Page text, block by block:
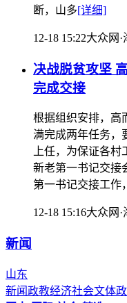
断，山多[详细]
12-18 15:22大众网·
决战脱贫攻坚
完成交接
根据组织安排，高
满完成两年任务，
上任，为保证各
新老第一书记交接
第一书记交接工作
12-18 15:16大众网·
新闻
山东
新闻政教经济社会文体